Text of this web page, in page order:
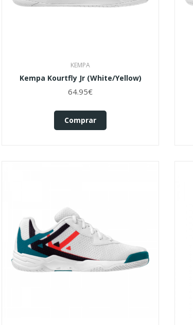
KEMPA
Kempa Kourtfly Jr (White/Yellow)
64.95€
Comprar